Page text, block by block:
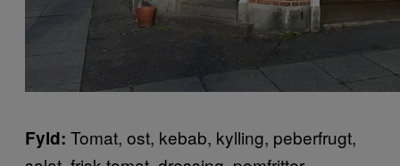
Fyld: Tomat, ost, kebab, kylling, peberfrugt,